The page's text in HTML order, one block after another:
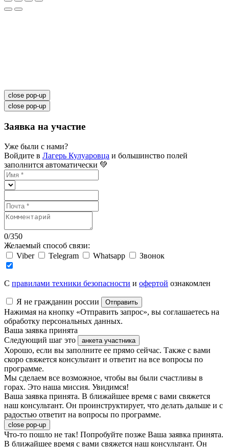
close pop-up
close pop-up
Заявка на участие
Уже были с нами?
Войдите в Лагерь Кулуаровца и большинство полей
заполнится автоматически 💚
0/350
Желаемый способ связи:
Viber
Telegram Whatsapp Звонок
C правилами техники безопасности и офертой ознакомлен
Я не гражданин россии Отправить
Нажимая на кнопку «Отправить запрос», вы соглашаетесь на
обработку персональных данных.
Ваша заявка принята
Следующий шаг это
анкета участника
Хорошо, если вы заполните ее прямо сейчас. Также с вами
скоро свяжется консультант и ответит на все вопросы по
программе.
Мы сделаем все возможное, чтобы вы были счастливы в
горах. Это наша миссия. Увидимся!
Ваша заявка принята. В ближайшее время с вами свяжется
наш консультант. Он проинструктирует, что делать дальше и с
радостью ответит на вопросы по программе.
close pop-up
Что-то пошло не так! Попробуйте позже Ваша заявка принята.
В ближайшее время с вами свяжется наш консультант. Он